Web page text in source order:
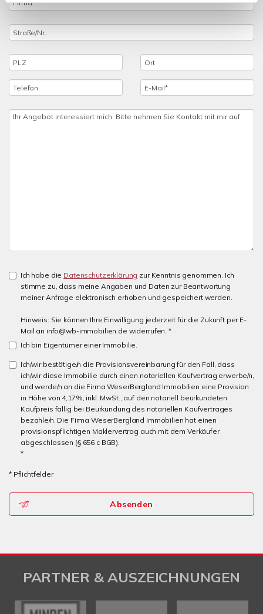
Ich habe die Datenschutzerklärung zur Kenntnis genommen. Ich
stimme zu, dass meine Angaben und Daten zur Beantwortung
meiner Anfrage elektronisch erhoben und gespeichert werden.
Hinweis: Sie können Ihre Einwilligung jederzeit für die Zukunft per E-
Mail an info@wb-immobilien.de widerrufen. *
Ich bin Eigentümer einer Immobilie.
Ich/wir bestätige/n die Provisionsvereinbarung für den Fall, dass
ich/wir diese Immobilie durch einen notariellen Kaufvertrag erwerbe/n,
und werde/n an die Firma WeserBergland Immobilien eine Provision
in Höhe von 4,17%, inkl. MwSt., auf den notariell beurkundeten
Kaufpreis fällig bei Beurkundung des notariellen Kaufvertrages
bezahle/n. Die Firma WeserBergland Immobilien hat einen
provisionspflichtigen Maklervertrag auch mit dem Verkäufer
abgeschlossen (§ 656 c BGB).
*
* Pflichtfelder
Absenden
PARTNER & AUSZEICHNUNGEN